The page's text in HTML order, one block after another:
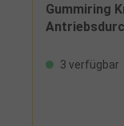
Gummiring
3 verfügbar